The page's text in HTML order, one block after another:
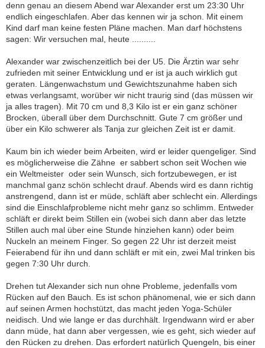
denn genau an diesem Abend war Alexander erst um 23:30 Uhr
endlich eingeschlafen. Aber das kennen wir ja schon. Mit einem
Kind darf man keine festen Pläne machen. Man darf höchstens
sagen: Wir versuchen mal, heute ..........
Alexander war zwischenzeitlich bei der U5. Die Ärztin war sehr
zufrieden mit seiner Entwicklung und er ist ja auch wirklich gut
geraten. Längenwachstum und Gewichtszunahme haben sich
etwas verlangsamt, worüber wir nicht traurig sind (das müssen wir
ja alles tragen). Mit 70 cm und 8,3 Kilo ist er ein ganz schöner
Brocken, überall über dem Durchschnitt. Gute 7 cm größer und
über ein Kilo schwerer als Tanja zur gleichen Zeit ist er damit.
Kaum bin ich wieder beim Arbeiten, wird er leider quengeliger. Sind
es möglicherweise die Zähne  er sabbert schon seit Wochen wie
ein Weltmeister  oder sein Wunsch, sich fortzubewegen, er ist
manchmal ganz schön schlecht drauf. Abends wird es dann richtig
anstrengend, dann ist er müde, schläft aber schlecht ein. Allerdings
sind die Einschlafprobleme nicht mehr ganz so schlimm. Entweder
schläft er direkt beim Stillen ein (wobei sich dann aber das letzte
Stillen auch mal über eine Stunde hinziehen kann) oder beim
Nuckeln an meinem Finger. So gegen 22 Uhr ist derzeit meist
Feierabend für ihn und dann schläft er mit ein, zwei Mal trinken bis
gegen 7:30 Uhr durch.
Drehen tut Alexander sich nun ohne Probleme, jedenfalls vom
Rücken auf den Bauch. Es ist schon phänomenal, wie er sich dann
auf seinen Armen hochstützt, das macht jeden Yoga-Schüler
neidisch. Und wie lange er das durchhält. Irgendwann wird er aber
dann müde, hat dann aber vergessen, wie es geht, sich wieder auf
den Rücken zu drehen. Das erfordert natürlich Quengeln, bis einer